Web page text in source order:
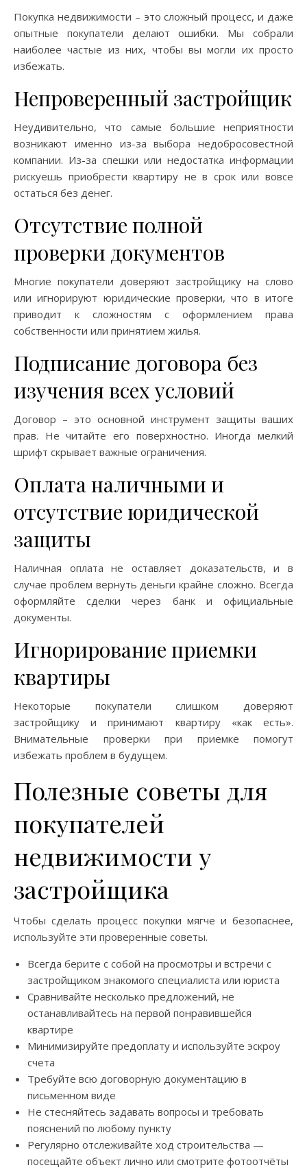
Покупка недвижимости – это сложный процесс, и даже
опытные покупатели делают ошибки. Мы собрали
наиболее частые из них, чтобы вы могли их просто
избежать.
Непроверенный застройщик
Неудивительно, что самые большие неприятности
возникают именно из-за выбора недобросовестной
компании. Из-за спешки или недостатка информации
рискуешь приобрести квартиру не в срок или вовсе
остаться без денег.
Отсутствие полной
проверки документов
Многие покупатели доверяют застройщику на слово
или игнорируют юридические проверки, что в итоге
приводит к сложностям с оформлением права
собственности или принятием жилья.
Подписание договора без
изучения всех условий
Договор – это основной инструмент защиты ваших
прав. Не читайте его поверхностно. Иногда мелкий
шрифт скрывает важные ограничения.
Оплата наличными и
отсутствие юридической
защиты
Наличная оплата не оставляет доказательств, и в
случае проблем вернуть деньги крайне сложно. Всегда
оформляйте сделки через банк и официальные
документы.
Игнорирование приемки
квартиры
Некоторые покупатели слишком доверяют
застройщику и принимают квартиру «как есть».
Внимательные проверки при приемке помогут
избежать проблем в будущем.
Полезные советы для
покупателей
недвижимости у
застройщика
Чтобы сделать процесс покупки мягче и безопаснее,
используйте эти проверенные советы.
Всегда берите с собой на просмотры и встречи с
застройщиком знакомого специалиста или юриста
Сравнивайте несколько предложений, не
останавливайтесь на первой понравившейся
квартире
Минимизируйте предоплату и используйте эскроу
счета
Требуйте всю договорную документацию в
письменном виде
Не стесняйтесь задавать вопросы и требовать
пояснений по любому пункту
Регулярно отслеживайте ход строительства —
посещайте объект лично или смотрите фотоотчёты